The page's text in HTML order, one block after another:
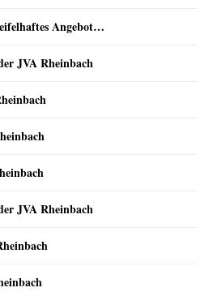
Angebot…
JVA Rheinbach
JVA Rheinbach